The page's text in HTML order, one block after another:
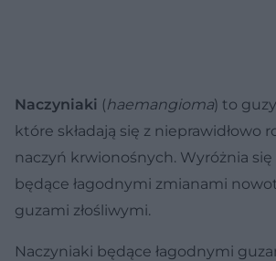
Naczyniaki (haemangioma) to
które składają się z nieprawidłowo
naczyń krwionośnych. Wyróżnia
będące łagodnymi zmianami
guzami złośliwymi.
Naczyniaki będące łagodnymi